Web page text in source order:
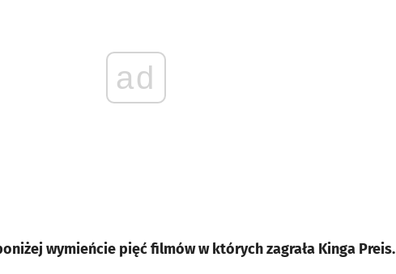
ad
wymieńcie pięć filmów w których zagrała Kinga Preis.